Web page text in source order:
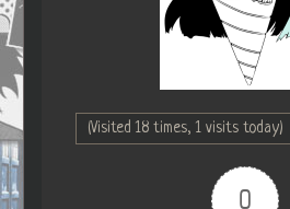
(Visited 18 times, 1 visits today)
0